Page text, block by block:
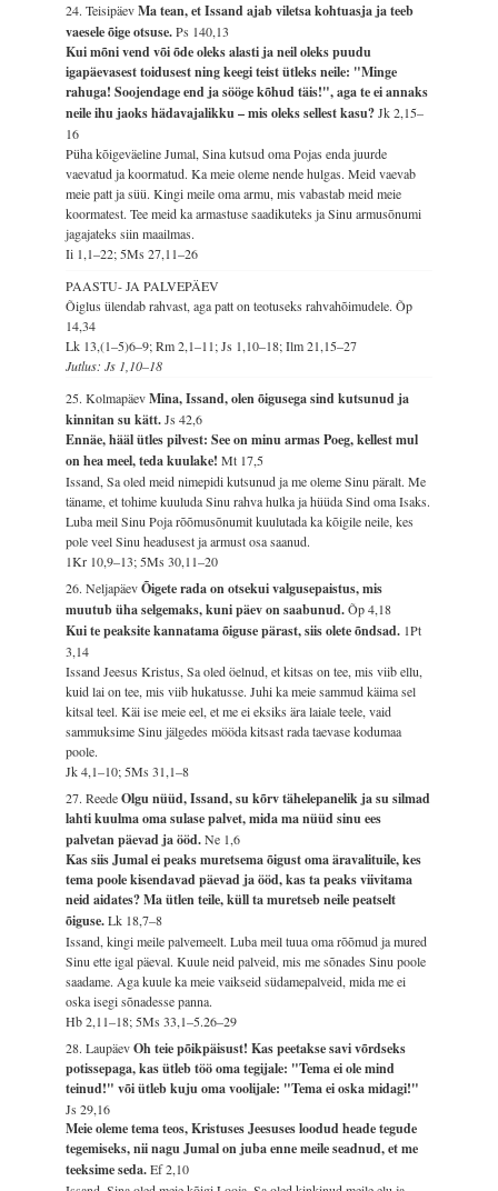
24. TeisipäevMa tean, et Issand ajab viletsa kohtuasja ja teeb
vaesele õige otsuse.Ps 140,13
Kui mõni vend või õde oleks alasti ja neil oleks puudu
igapäevasest toidusest ning keegi teist ütleks neile: "Minge
rahuga! Soojendage end ja sööge kõhud täis!", aga te ei annaks
neile ihu jaoks hädavajalikku – mis oleks sellest kasu?Jk 2,15–
16
Püha kõigeväeline Jumal, Sina kutsud oma Pojas enda juurde
vaevatud ja koormatud. Ka meie oleme nende hulgas. Meid vaevab
meie patt ja süü. Kingi meile oma armu, mis vabastab meid meie
koormatest. Tee meid ka armastuse saadikuteks ja Sinu armusõnumi
jagajateks siin maailmas.
Ii 1,1–22; 5Ms 27,11–26
PAASTU- JA PALVEPÄEV
Õiglus ülendab rahvast, aga patt on teotuseks rahvahõimudele.Õp
14,34
Lk 13,(1–5)6–9; Rm 2,1–11; Js 1,10–18; Ilm 21,15–27
Jutlus: Js 1,10–18
25. KolmapäevMina, Issand, olen õigusega sind kutsunud ja
kinnitan su kätt.Js 42,6
Ennäe, hääl ütles pilvest: See on minu armas Poeg, kellest mul
on hea meel, teda kuulake!Mt 17,5
Issand, Sa oled meid nimepidi kutsunud ja me oleme Sinu päralt. Me
täname, et tohime kuuluda Sinu rahva hulka ja hüüda Sind oma Isaks.
Luba meil Sinu Poja rõõmusõnumit kuulutada ka kõigile neile, kes
pole veel Sinu headusest ja armust osa saanud.
1Kr 10,9–13; 5Ms 30,11–20
26. NeljapäevÕigete rada on otsekui valgusepaistus, mis
muutub üha selgemaks, kuni päev on saabunud.Õp 4,18
Kui te peaksite kannatama õiguse pärast, siis olete õndsad. 1Pt
3,14
Issand Jeesus Kristus, Sa oled öelnud, et kitsas on tee, mis viib ellu,
kuid lai on tee, mis viib hukatusse. Juhi ka meie sammud käima sel
kitsal teel. Käi ise meie eel, et me ei eksiks ära laiale teele, vaid
sammuksime Sinu jälgedes mööda kitsast rada taevase kodumaa
poole.
Jk 4,1–10; 5Ms 31,1–8
27. ReedeOlgu nüüd, Issand, su kõrv tähelepanelik ja su silmad
lahti kuulma oma sulase palvet, mida ma nüüd sinu ees
palvetan päevad ja ööd.Ne 1,6
Kas siis Jumal ei peaks muretsema õigust oma äravalituile, kes
tema poole kisendavad päevad ja ööd, kas ta peaks viivitama
neid aidates? Ma ütlen teile, küll ta muretseb neile peatselt
õiguse.Lk 18,7–8
Issand, kingi meile palvemeelt. Luba meil tuua oma rõõmud ja mured
Sinu ette igal päeval. Kuule neid palveid, mis me sõnades Sinu poole
saadame. Aga kuule ka meie vaikseid südamepalveid, mida me ei
oska isegi sõnadesse panna.
Hb 2,11–18; 5Ms 33,1–5.26–29
28. LaupäevOh teie põikpäisust! Kas peetakse savi võrdseks
potissepaga, kas ütleb töö oma tegijale: "Tema ei ole mind
teinud!" või ütleb kuju oma voolijale: "Tema ei oska midagi!"
Js 29,16
Meie oleme tema teos, Kristuses Jeesuses loodud heade tegude
tegemiseks, nii nagu Jumal on juba enne meile seadnud, et me
teeksime seda.Ef 2,10